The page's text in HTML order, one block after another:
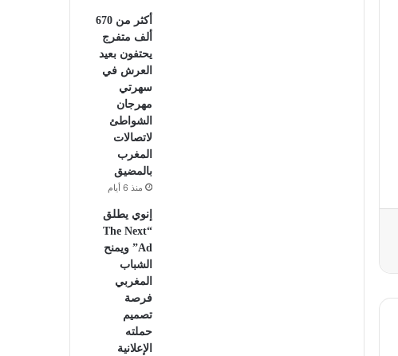
أكثر من 670
ألف متفرج
يحتفون بعيد
العرش في
سهرتي
مهرجان
الشواطئ
لاتصالات
المغرب
بالمضيق
منذ 6 أيام
إنوي يطلق
“The Next
Ad” ويمنح
الشباب
المغربي
فرصة
تصميم
حملته
الإعلانية